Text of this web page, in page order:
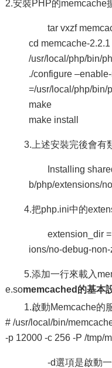
2.安裝PHP的memcache
tar vxzf
cd memcache-2.2.1
/usr/local/php/bin/
./configure
=/usr/local/php/bin/
make
make install
3.上述安裝完後會有
Installing
b/php/extensions/
4.把php.ini中的
extension_dir
ions/no-debug-non-
5.添加一行來載入
e.somemcached的基本
1.啟動Memcache的
# /usr/local/bin/
-p 12000 -c 256 -P /tmp/
-d選項是啟動